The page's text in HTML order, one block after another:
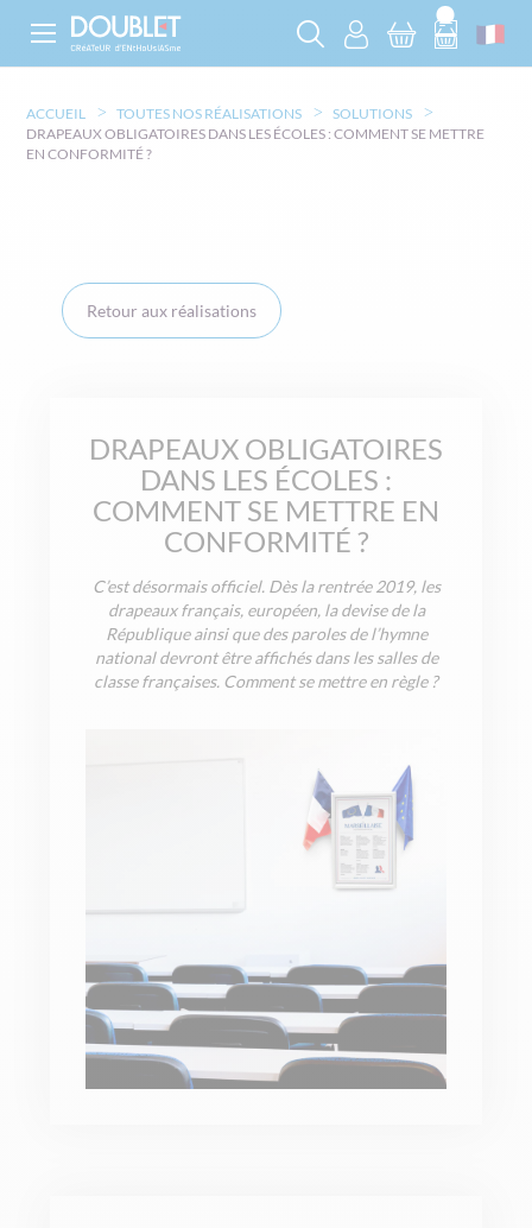
ACCUEIL TOUTES NOS RÉALISATIONS
SOLUTIONS
DRAPEAUX OBLIGATOIRES DANS LES ÉCOLES : COMMENT SE METTRE
EN CONFORMITÉ ?
Retour aux réalisations
DRAPEAUX OBLIGATOIRES
DANS LES ÉCOLES :
COMMENT SE METTRE EN
CONFORMITÉ ?
C’est désormais officiel. Dès la rentrée 2019, les
drapeaux français, européen, la devise de la
République ainsi que des paroles de l’hymne
national devront être affichés dans les salles de
classe françaises. Comment se mettre en règle ?